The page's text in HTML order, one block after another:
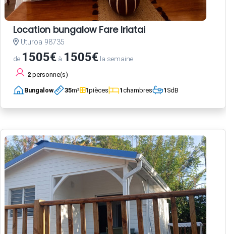
Location bungalow Fare Iriatai
Uturoa 98735
de 1505€ à 1505€ la semaine
2 personne(s)
Bungalow 35m² 1pièces 1chambres 1SdB